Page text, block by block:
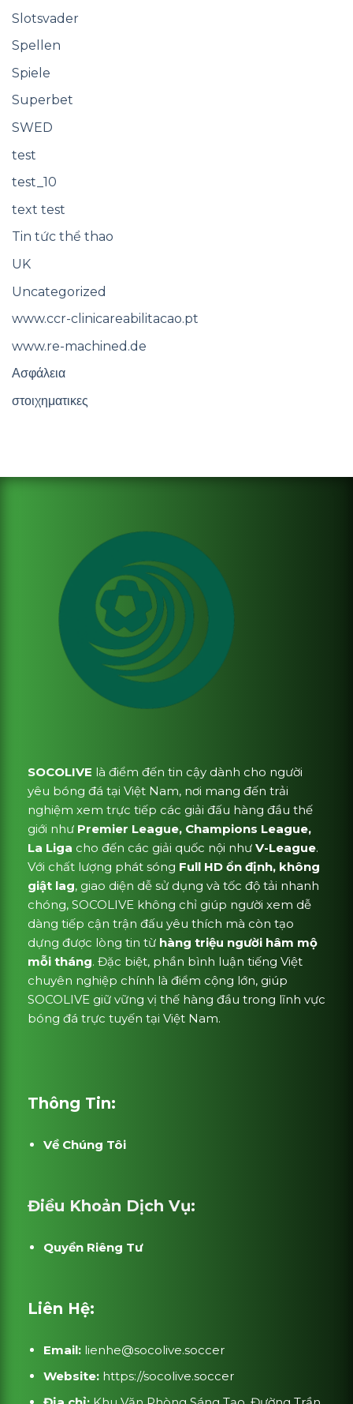
Slotsvader
Spellen
Spiele
Superbet
SWED
test
test_10
text test
Tin tức thể thao
UK
Uncategorized
www.ccr-clinicareabilitacao.pt
www.re-machined.de
Ασφάλεια
στοιχηματικες
SOCOLIVE là điểm đến tin cậy dành cho người
yêu bóng đá tại Việt Nam, nơi mang đến trải
nghiệm xem trực tiếp các giải đấu hàng đầu thế
giới như Premier League, Champions League,
La Liga cho đến các giải quốc nội như V-League.
Với chất lượng phát sóng Full HD ổn định, không
giật lag, giao diện dễ sử dụng và tốc độ tải nhanh
chóng, SOCOLIVE không chỉ giúp người xem dễ
dàng tiếp cận trận đấu yêu thích mà còn tạo
dựng được lòng tin từ hàng triệu người hâm mộ
mỗi tháng. Đặc biệt, phần bình luận tiếng Việt
chuyên nghiệp chính là điểm cộng lớn, giúp
SOCOLIVE giữ vững vị thế hàng đầu trong lĩnh vực
bóng đá trực tuyến tại Việt Nam.
Thông Tin:
Về Chúng Tôi
Điều Khoản Dịch Vụ:
Quyền Riêng Tư
Liên Hệ:
Email: lienhe@socolive.soccer
Website: https://socolive.soccer